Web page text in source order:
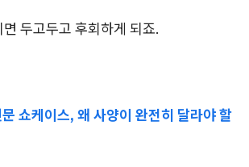
두고두고 후회하게 되죠.
쇼케이스, 왜 사양이 완전히 달라야 할